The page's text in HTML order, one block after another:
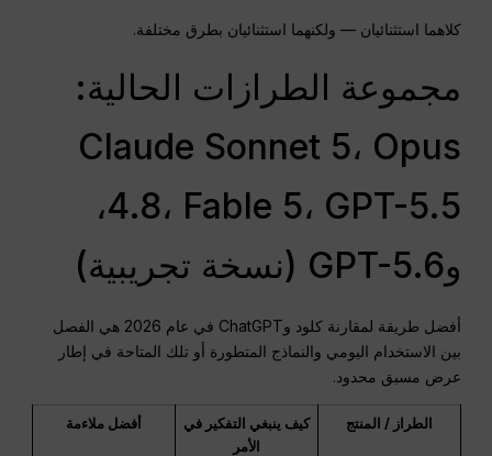
كلاهما استثنائيان — ولكنهما استثنائيان بطرق مختلفة.
مجموعة الطرازات الحالية:
Claude Sonnet 5، Opus
4.8، Fable 5، GPT-5.5،
وGPT-5.6 (نسخة تجريبية)
أفضل طريقة لمقارنة كلود وChatGPT في عام 2026 هي الفصل
بين الاستخدام اليومي والنماذج المتطورة أو تلك المتاحة في إطار
عرض مسبق محدود.
الطراز / المنتج
كيف ينبغي التفكير في
الأمر
أفضل ملاءمة